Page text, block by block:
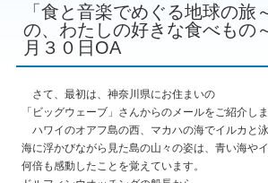
「食と音楽でめぐる地球の旅
の、わたしの好きな食べもの
月３０日OA
さて、最初は、神奈川県にお住まいの
「ビッグウェーブ」さんからのメールをご紹介しま
ハワイのオアフ島の西、マカハの海でイルカと泳
海に浮かびながら見た島の山々の姿は、青い海やイ
何倍も感動したことを覚えています。